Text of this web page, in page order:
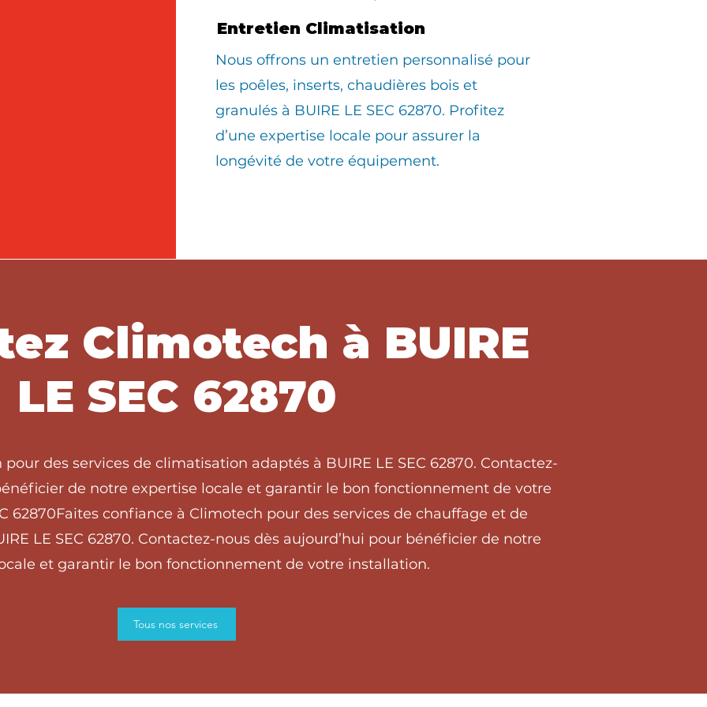
Entretien Climatisation
Nous offrons un entretien personnalisé pour
les poêles, inserts, chaudières bois et
granulés à BUIRE LE SEC 62870. Profitez
d’une expertise locale pour assurer la
longévité de votre équipement.
Climotech à BUIRE
LE SEC 62870
des services de climatisation adaptés à BUIRE LE SEC 62870. Contactez-
de notre expertise locale et garantir le bon fonctionnement de votre
62870Faites confiance à Climotech pour des services de chauffage et de
LE SEC 62870. Contactez-nous dès aujourd’hui pour bénéficier de notre
et garantir le bon fonctionnement de votre installation.
Tous nos services